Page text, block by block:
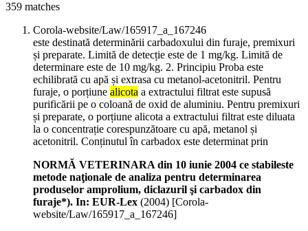
359 matches
Corola-website/Law/165917_a_167246
este destinată determinării carbadoxului din furaje, premixuri
și preparate. Limită de detecție este de 1 mg/kg. Limită de
determinare este de 10 mg/kg. 2. Principiu Proba este
echilibrată cu apă și extrasa cu metanol-acetonitril. Pentru
furaje, o porțiune alicota a extractului filtrat este supusă
purificării pe o coloană de oxid de aluminiu. Pentru premixuri
și preparate, o porțiune alicota a extractului filtrat este diluata
la o concentrație corespunzătoare cu apă, metanol și
acetonitril. Conținutul în carbadox este determinat prin
NORMĂ VETERINARA din 10 iunie 2004 ce stabileste
metode naţionale de analiza pentru determinarea
produselor amprolium, diclazuril şi carbadox din
furaje*). In: EUR-Lex (2004) [Corola-
website/Law/165917_a_167246]